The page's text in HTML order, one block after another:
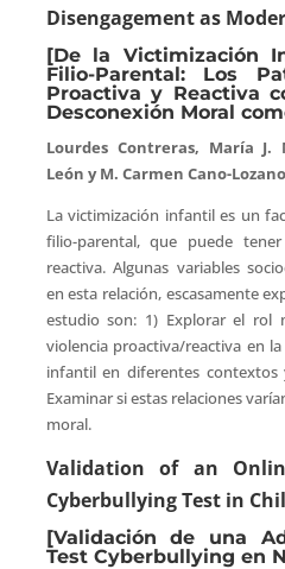
Disengagement as
[De la Victimización
Filio-Parental: Los
Proactiva y Reactiva
Desconexión Moral
Lourdes Contreras, María J.
León y M. Carmen Cano-Lozano
La victimización infantil es un
filio-parental, que puede
reactiva. Algunas variables
en esta relación, escasamente
estudio son: 1) Explorar el rol
violencia proactiva/reactiva en
infantil en diferentes
Examinar si estas relaciones
moral.
Validation of an
Cyberbullying Test in
[Validación de una
Test Cyberbullying en